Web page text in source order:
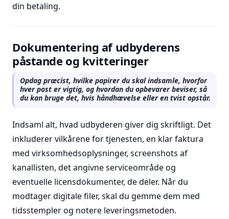
din betaling.
Dokumentering af udbyderens
påstande og kvitteringer
Opdag præcist, hvilke papirer du skal indsamle, hvorfor
hver post er vigtig, og hvordan du opbevarer beviser, så
du kan bruge det, hvis håndhævelse eller en tvist opstår.
Indsaml alt, hvad udbyderen giver dig skriftligt. Det
inkluderer vilkårene for tjenesten, en klar faktura
med virksomhedsoplysninger, screenshots af
kanallisten, det angivne serviceområde og
eventuelle licensdokumenter, de deler. Når du
modtager digitale filer, skal du gemme dem med
tidsstempler og notere leveringsmetoden.